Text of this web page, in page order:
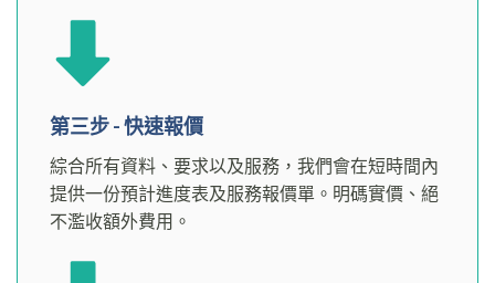
第三步 - 快速報價
綜合所有資料、要求以及服務，我們會在短時間內
提供一份預計進度表及服務報價單。明碼實價、絕
不濫收額外費用。